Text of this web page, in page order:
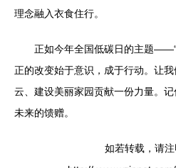
理念融入衣食住行。
正如今年全国低碳日的主题
正的改变始于意识，成于行动。让
云、建设美丽家园贡献一份力量。
未来的馈赠。
如若转载，请注